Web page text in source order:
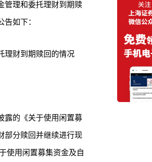
管理和委托理财到期赎
如下：
理财到期赎回的情况
露的《关于使用闲置募
部分赎回并继续进行现
使用闲置募集资金及自